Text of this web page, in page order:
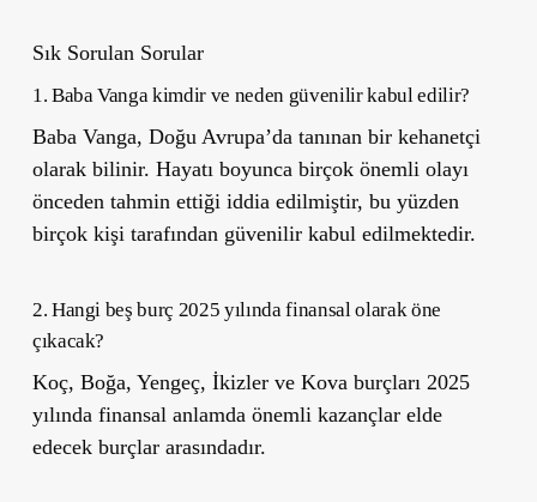
Sık Sorulan Sorular
1. Baba Vanga kimdir ve neden güvenilir kabul edilir?
Baba Vanga, Doğu Avrupa’da tanınan bir kehanetçi
olarak bilinir. Hayatı boyunca birçok önemli olayı
önceden tahmin ettiği iddia edilmiştir, bu yüzden
birçok kişi tarafından güvenilir kabul edilmektedir.
2. Hangi beş burç 2025 yılında finansal olarak öne
çıkacak?
Koç, Boğa, Yengeç, İkizler ve Kova burçları 2025
yılında finansal anlamda önemli kazançlar elde
edecek burçlar arasındadır.